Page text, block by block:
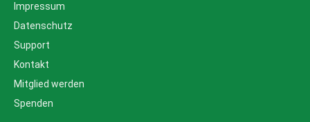
Impressum
Datenschutz
Support
Kontakt
Mitglied werden
Spenden